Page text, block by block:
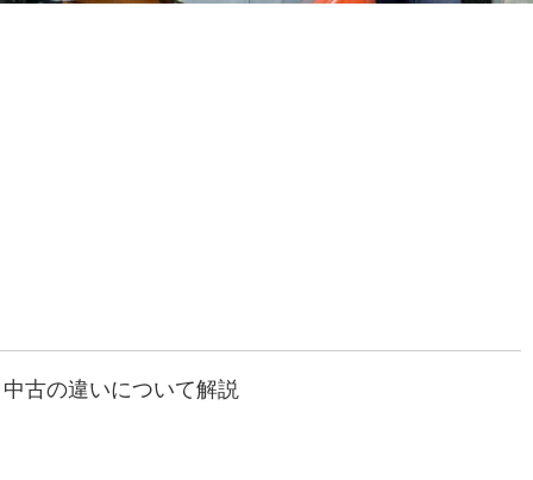
古の違いについて解説